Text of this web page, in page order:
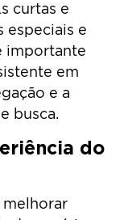
curtas e
especiais e
importante
em
e a
busca.
do
melhorar